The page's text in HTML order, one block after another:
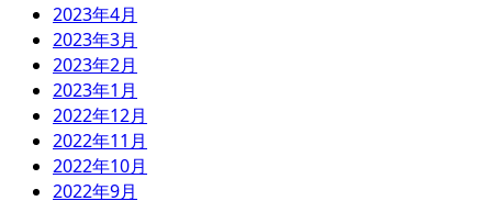
2023年4月
2023年3月
2023年2月
2023年1月
2022年12月
2022年11月
2022年10月
2022年9月